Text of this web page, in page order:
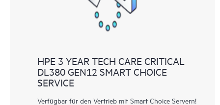
HPE 3 YEAR TECH CARE CRITICAL
DL380 GEN12 SMART CHOICE
SERVICE
Verfügbar für den Vertrieb mit Smart Choice Servern!